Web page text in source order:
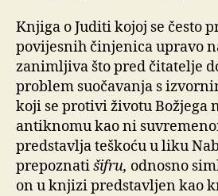
Knjiga o Juditi kojoj se često
povijesnih činjenica upravo
zanimljiva što pred čitatelje
problem suočavanja s
koji se protivi životu Božjega
antiknomu kao ni
predstavlja teškoću u liku
prepoznatišifru, odnosno
on u knjizi predstavljen kao